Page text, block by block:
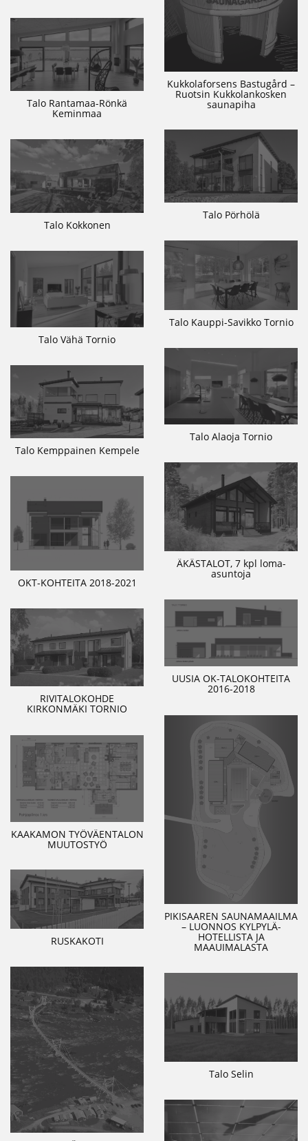
Kukkolaforsens Bastugård –
Ruotsin Kukkolankosken
saunapiha
Talo Rantamaa-Rönkä
Keminmaa
Talo Pörhölä
Talo Kokkonen
Talo Kauppi-Savikko Tornio
Talo Vähä Tornio
Talo Alaoja Tornio
Talo Kemppainen Kempele
ÄKÄSTALOT, 7 kpl loma-
asuntoja
OKT-KOHTEITA 2018-2021
UUSIA OK-TALOKOHTEITA
2016-2018
RIVITALOKOHDE
KIRKONMÄKI TORNIO
PIKISAAREN SAUNAMAAILMA
– LUONNOS KYLPYLÄ-
HOTELLISTA JA
MAAUIMALASTA
KAAKAMON TYÖVÄENTALON
MUUTOSTYÖ
RUSKAKOTI
Talo Selin